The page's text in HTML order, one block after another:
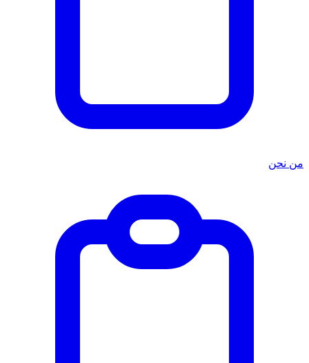
من نحن